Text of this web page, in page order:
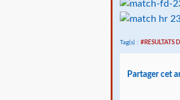
Tag(s) : #RESULTATS
Partager cet